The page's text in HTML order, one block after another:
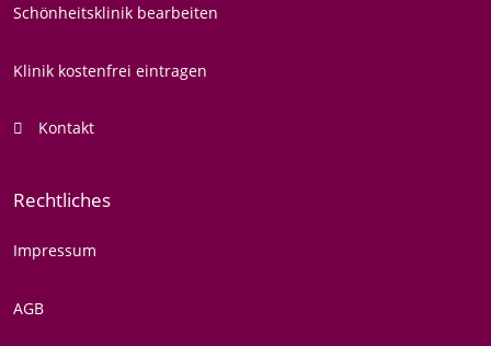
Schönheitsklinik bearbeiten
Klinik kostenfrei eintragen
Kontakt
Rechtliches
Impressum
AGB